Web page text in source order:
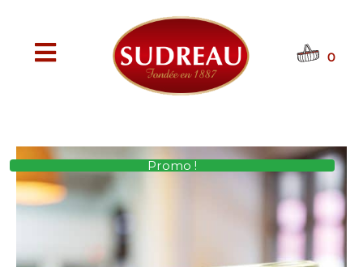
0
Promo !